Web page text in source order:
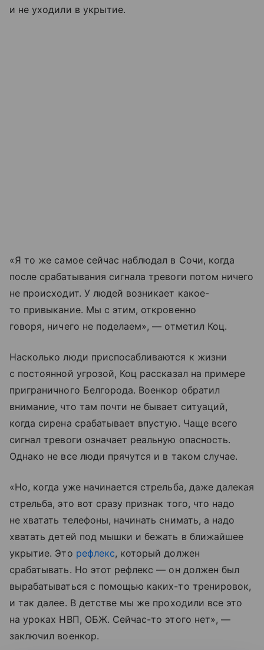
и не уходили в укрытие.
«Я то же самое сейчас наблюдал в Сочи, когда
после срабатывания сигнала тревоги потом ничего
не происходит. У людей возникает какое-
то привыкание. Мы с этим, откровенно
говоря, ничего не поделаем», — отметил Коц.
Насколько люди приспосабливаются к жизни
с постоянной угрозой, Коц рассказал на примере
приграничного Белгорода. Военкор обратил
внимание, что там почти не бывает ситуаций,
когда сирена срабатывает впустую. Чаще всего
сигнал тревоги означает реальную опасность.
Однако не все люди прячутся и в таком случае.
«Но, когда уже начинается стрельба, даже далекая
стрельба, это вот сразу признак того, что надо
не хватать телефоны, начинать снимать, а надо
хватать детей под мышки и бежать в ближайшее
укрытие. Это рефлекс, который должен
срабатывать. Но этот рефлекс — он должен был
вырабатываться с помощью каких-то тренировок,
и так далее. В детстве мы же проходили все это
на уроках НВП, ОБЖ. Сейчас-то этого нет», —
заключил военкор.